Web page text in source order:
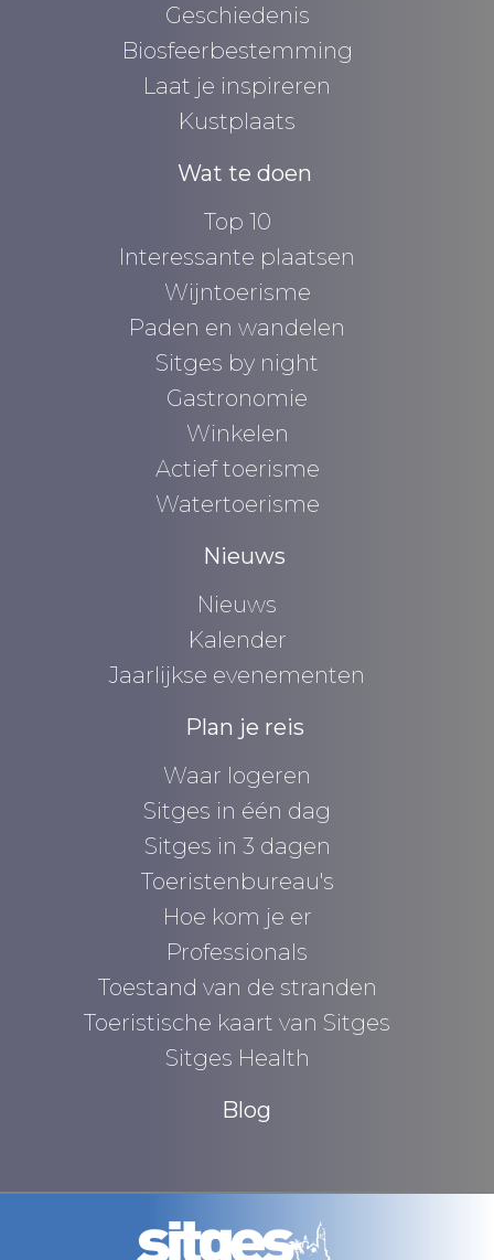
Geschiedenis
Biosfeerbestemming
Laat je inspireren
Kustplaats
Wat te doen
Top 10
Interessante plaatsen
Wijntoerisme
Paden en wandelen
Sitges by night
Gastronomie
Winkelen
Actief toerisme
Watertoerisme
Nieuws
Nieuws
Kalender
Jaarlijkse evenementen
Plan je reis
Waar logeren
Sitges in één dag
Sitges in 3 dagen
Toeristenbureau's
Hoe kom je er
Professionals
Toestand van de stranden
Toeristische kaart van Sitges
Sitges Health
Blog